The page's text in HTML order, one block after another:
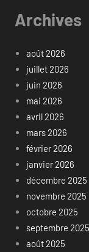
Archives
août 2026
juillet 2026
juin 2026
mai 2026
avril 2026
mars 2026
février 2026
janvier 2026
décembre 2025
novembre 2025
octobre 2025
septembre 2025
août 2025